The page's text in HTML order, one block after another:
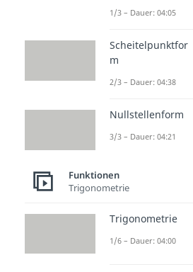
durch dasx
durch. Das
AlsLösungen
x = –
Fertig! Mehr
1/3 – Dauer: 04:05
Scheitelpunktfor
m
2/3 – Dauer: 04:38
Nullstellenform
3/3 – Dauer: 04:21
Funktionen
Trigonometrie
Trigonometrie
1/6 – Dauer: 04:00